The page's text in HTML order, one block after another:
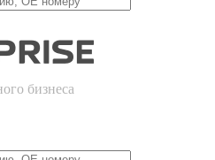
бизнеса